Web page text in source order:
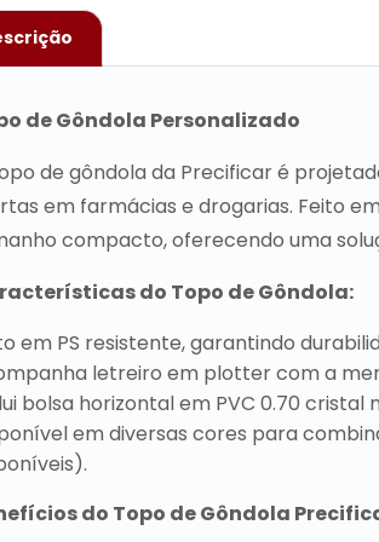
de Gôndola Personalizado
de gôndola da Precificar é
em farmácias e drogarias. Feito
compacto, oferecendo uma
do Topo de Gôndola:
em PS resistente, garantindo
letreiro em plotter com a
bolsa horizontal em PVC 0.70
em diversas cores para
do Topo de Gôndola